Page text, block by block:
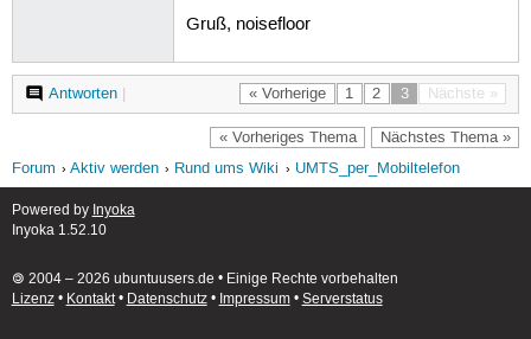
Gruß, noisefloor
« Vorherige 1 2 3 Nächste »
Antworten|
« Vorheriges Thema Nächstes Thema »
Forum Aktiv werden Rund ums Wiki UMTS_per_Mobiltelefon
Powered by Inyoka
Inyoka 1.52.10
🄯 2004 – 2026 ubuntuusers.de • Einige Rechte vorbehalten
Lizenz• Kontakt• Datenschutz• Impressum• Serverstatus